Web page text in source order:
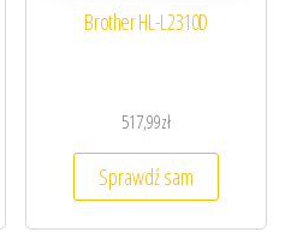
Brother HL-L2310D
517,99zł
Sprawdź sam